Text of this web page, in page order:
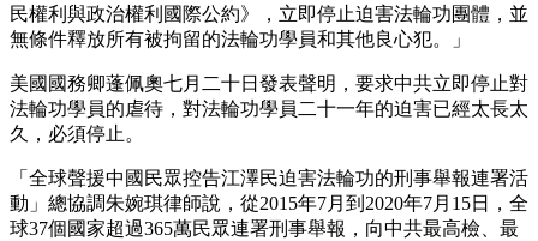
民權利與政治權利國際公約》，立即停止迫害法輪功團體，並
無條件釋放所有被拘留的法輪功學員和其他良心犯。」
美國國務卿蓬佩奧七月二十日發表聲明，要求中共立即停止對
法輪功學員的虐待，對法輪功學員二十一年的迫害已經太長太
久，必須停止。
「全球聲援中國民眾控告江澤民迫害法輪功的刑事舉報連署活
動」總協調朱婉琪律師說，從2015年7月到2020年7月15日，全
球37個國家超過365萬民眾連署刑事舉報，向中共最高檢、最